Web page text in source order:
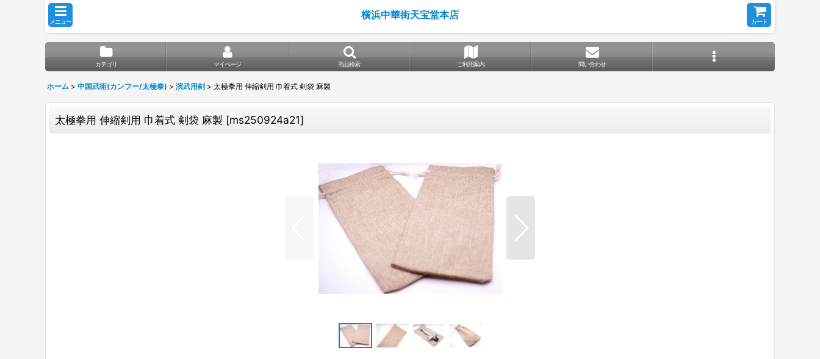
メニュー
横浜中華街天宝堂本店
カート
カテゴリ マイページ 商品検索 ご利用案内 問い合わせ
ホーム > 中国武術(カンフー/太極拳) > 演武用剣 > 太極拳用 伸縮剣用 巾着式 剣袋 麻製
太極拳用 伸縮剣用 巾着式 剣袋 麻製 [ms250924a21]